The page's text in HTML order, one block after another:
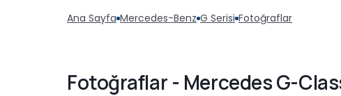
Ana Sayfa Mercedes-Benz G Serisi Fotoğraflar
Fotoğraflar - Mercedes G-